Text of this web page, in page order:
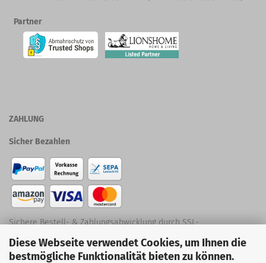
Diese Webseite verwendet Cookies, um Ihnen die
bestmögliche Funktionalität bieten zu können.
Partner
ZAHLUNG
Sicher Bezahlen
Sichere Bestell- & Zahlungsabwicklung durch SSL-
Verschlüsselung